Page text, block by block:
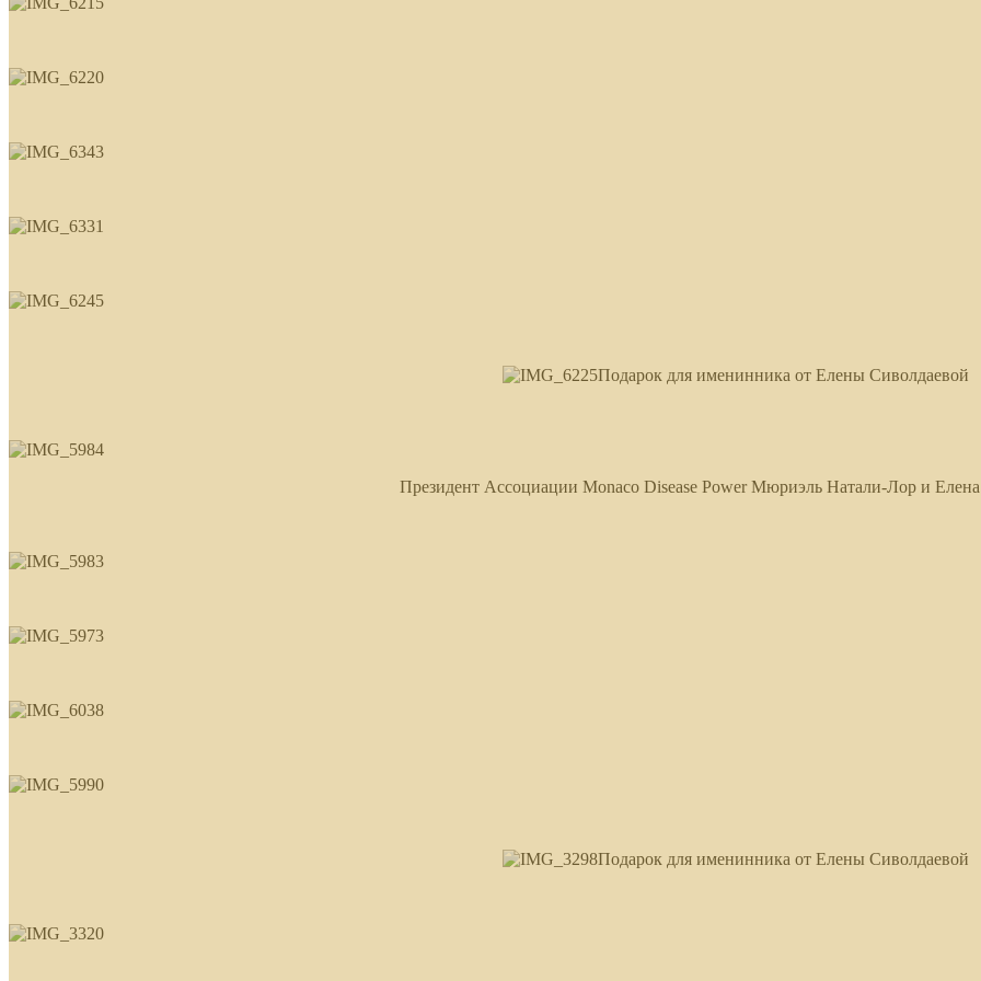
Подарок для именинника от Елены Сиволдаевой
Президент Ассоциации Monaco Disease Power Мюриэль Натали-Лор и
Подарок для именинника от Елены Сиволдаевой